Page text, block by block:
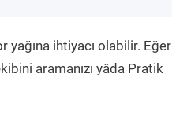
yağına ihtiyacı olabilir. Eğer
aramanızı yâda Pratik